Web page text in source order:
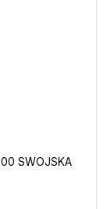
SWOJSKA